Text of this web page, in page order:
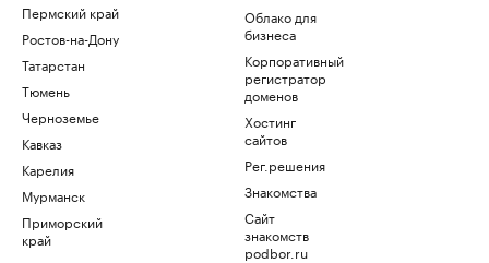
Пермский край
Ростов-на-Дону
Татарстан
Тюмень
Черноземье
Кавказ
Карелия
Мурманск
Приморский
край
Облако для
бизнеса
Корпоративный
регистратор
доменов
Хостинг
сайтов
Рег.решения
Знакомства
Сайт
знакомств
podbor.ru